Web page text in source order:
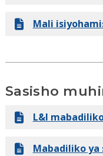
Vibali vya
Anza
Vibali vya
Mali
Sasisho
L&I
Mabadiliko ya